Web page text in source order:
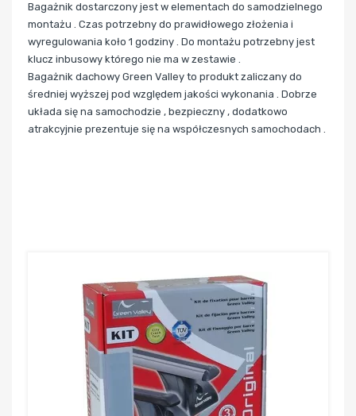
Bagażnik dostarczony jest w elementach do samodzielnego
montażu . Czas potrzebny do prawidłowego złożenia i
wyregulowania koło 1 godziny . Do montażu potrzebny jest
klucz inbusowy którego nie ma w zestawie .
Bagażnik dachowy Green Valley to produkt zaliczany do
średniej wyższej pod względem jakości wykonania . Dobrze
układa się na samochodzie , bezpieczny , dodatkowo
atrakcyjnie prezentuje się na współczesnych samochodach .